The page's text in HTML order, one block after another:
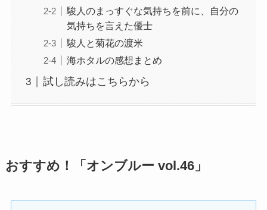
駿人のまっすぐな気持ちを前に、自分の
気持ちを言えた優士
駿人と菊花の渡米
海ホタルの感想まとめ
試し読みはこちらから
おすすめ！「オンブルー vol.46」